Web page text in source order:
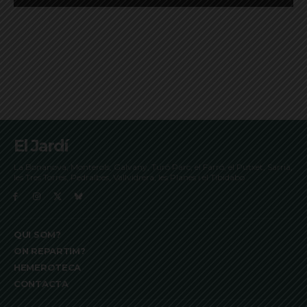
El Jardí
La Bonanova, Monterols, Galvany, Turó Parc, el Farró, el Putxet, Sarrià,
les Tres Torres, Pedralbes, Vallvidrera, les Planes i el Tibidabo
QUI SOM?
ON REPARTIM?
HEMEROTECA
CONTACTA